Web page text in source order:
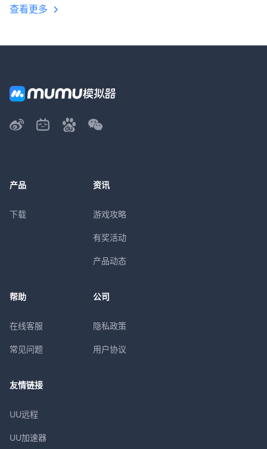
查看更多
产品
下载
资讯
游戏攻略
有奖活动
产品动态
帮助
在线客服
常见问题
公司
隐私政策
用户协议
友情链接
UU远程
UU加速器